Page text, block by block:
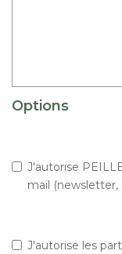
Options
J'autorise
mail (newsletter,
J'autorise les